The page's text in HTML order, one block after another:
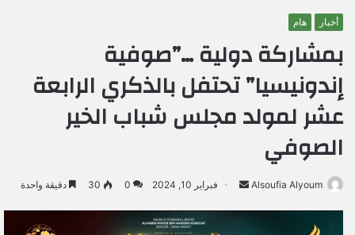
أخبار هام
بمشاركة دولية …”صوفية
إندونيسيا” تحتفل بالذكري الرابعة
عشر لمولد مجلس شباب الخير
الصوفي
Alsoufia Alyoum فبراير 10, 2024 0
30 دقيقة واحدة